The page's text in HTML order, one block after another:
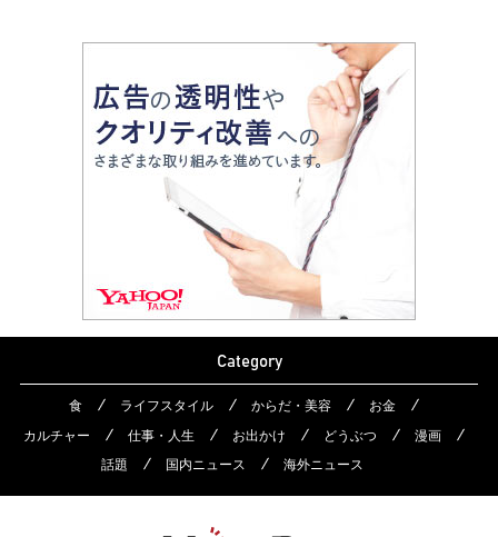
Category
食 ライフスタイル からだ・美容
お金
カルチャー
仕事・人生 お出かけ どうぶつ
漫画
話題
国内ニュース 海外ニュース